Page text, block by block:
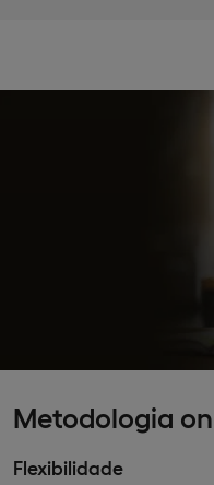
Metodologia
Flexibilidade